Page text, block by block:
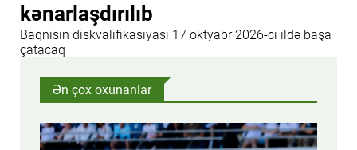
kənarlaşdırılıb
Baqnisin diskvalifikasiyası 17 oktyabr 2026-cı ildə başa
çatacaq
Ən çox oxunanlar